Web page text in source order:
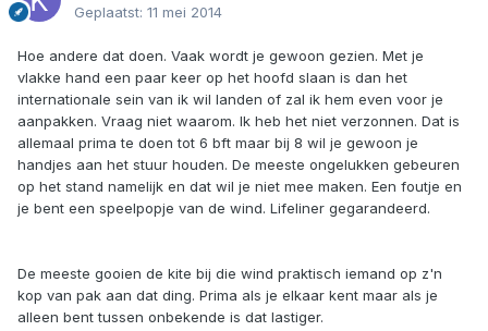
Geplaatst: 11 mei 2014
Hoe andere dat doen. Vaak wordt je gewoon gezien. Met je
vlakke hand een paar keer op het hoofd slaan is dan het
internationale sein van ik wil landen of zal ik hem even voor je
aanpakken. Vraag niet waarom. Ik heb het niet verzonnen. Dat is
allemaal prima te doen tot 6 bft maar bij 8 wil je gewoon je
handjes aan het stuur houden. De meeste ongelukken gebeuren
op het stand namelijk en dat wil je niet mee maken. Een foutje en
je bent een speelpopje van de wind. Lifeliner gegarandeerd.
De meeste gooien de kite bij die wind praktisch iemand op z'n
kop van pak aan dat ding. Prima als je elkaar kent maar als je
alleen bent tussen onbekende is dat lastiger.